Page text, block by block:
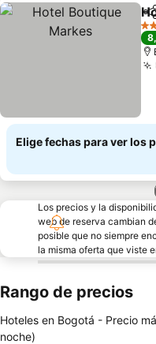
3
Elige fechas para ver los
Los precios y la
web de reserva cambian
posible que no siempre
la misma oferta que viste
Rango de precios
Hoteles en Bogotá - Precio
noche)